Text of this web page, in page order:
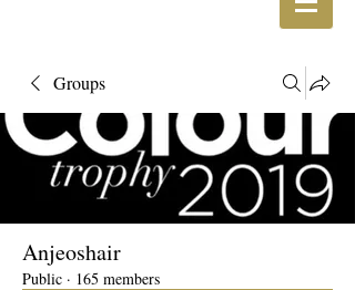
Groups
Anjeoshair
Public · 165 members